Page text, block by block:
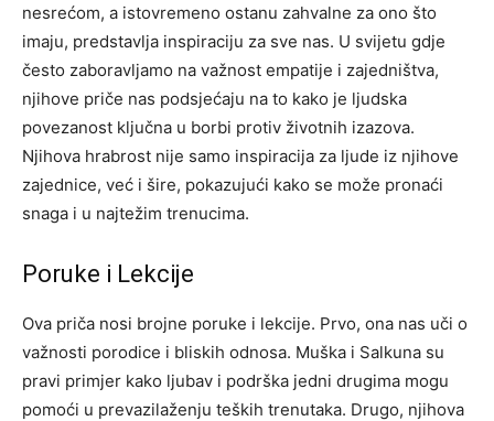
nesrećom, a istovremeno ostanu zahvalne za ono što
imaju, predstavlja inspiraciju za sve nas. U svijetu gdje
često zaboravljamo na važnost empatije i zajedništva,
njihove priče nas podsjećaju na to kako je ljudska
povezanost ključna u borbi protiv životnih izazova.
Njihova hrabrost nije samo inspiracija za ljude iz njihove
zajednice, već i šire, pokazujući kako se može pronaći
snaga i u najtežim trenucima.
Poruke i Lekcije
Ova priča nosi brojne poruke i lekcije. Prvo, ona nas uči o
važnosti porodice i bliskih odnosa. Muška i Salkuna su
pravi primjer kako ljubav i podrška jedni drugima mogu
pomoći u prevazilaženju teških trenutaka. Drugo, njihova